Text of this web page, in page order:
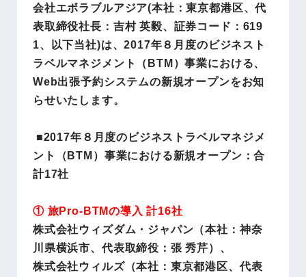
会社エボラブルアジア(本社：東京都港区、代
表取締役社長：吉村 英毅、証券コード：619
1、以下当社)は、2017年８月度のビジネスト
ラベルマネジメント（BTM）事業における、
Web出張予約システムの新規オープンをお知
らせいたします。
■2017年８月度のビジネストラベルマネジメ
ント（BTM）事業における新規オープン：合
計17社
① 旅Pro-BTMの導入 計16社
株式会社ウィズダム・ジャパン（本社：神奈
川県横浜市、代表取締役：張 秀芹）、
株式会社ウィルズ（本社：東京都港区、代表